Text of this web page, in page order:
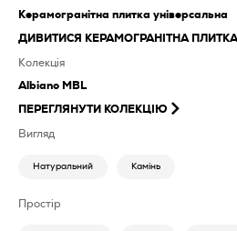
Керамогранітна плитка універсальна
ДИВИТИСЯ КЕРАМОГРАНІТНА
Колекція
Albiano MBL
ПЕРЕГЛЯНУТИ КОЛЕКЦІЮ
Вигляд
Натуральний Камінь
Простір